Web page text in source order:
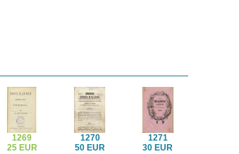
1269
25 EUR
1270
50 EUR
1271
30 EUR